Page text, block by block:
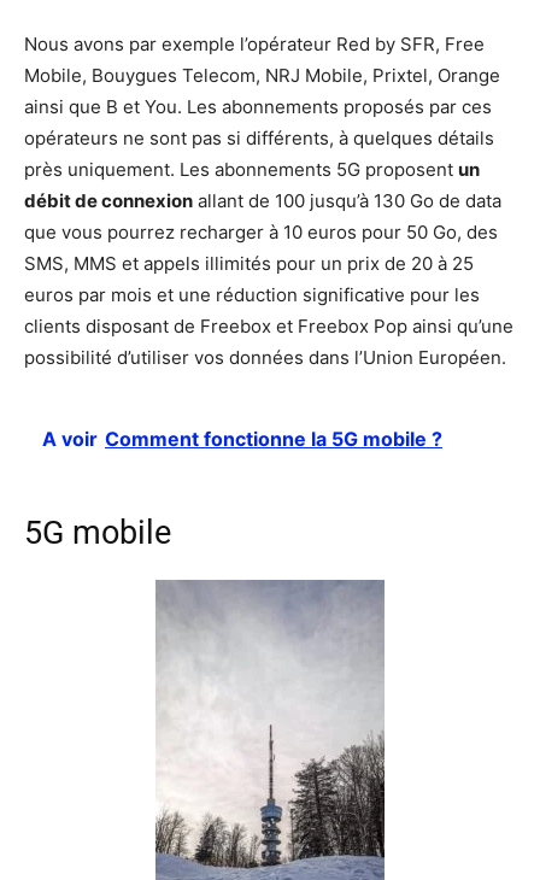
Nous avons par exemple l’opérateur Red by SFR, Free
Mobile, Bouygues Telecom, NRJ Mobile, Prixtel, Orange
ainsi que B et You. Les abonnements proposés par ces
opérateurs ne sont pas si différents, à quelques détails
près uniquement. Les abonnements 5G proposent un
débit de connexion allant de 100 jusqu’à 130 Go de data
que vous pourrez recharger à 10 euros pour 50 Go, des
SMS, MMS et appels illimités pour un prix de 20 à 25
euros par mois et une réduction significative pour les
clients disposant de Freebox et Freebox Pop ainsi qu’une
possibilité d’utiliser vos données dans l’Union Européen.
A voir Comment fonctionne la 5G mobile ?
5G mobile